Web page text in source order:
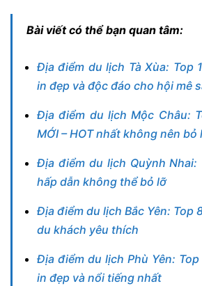
Bài viết có thể bạn quan tâm:
Địa điểm du lịch Tà Xùa: Top
in đẹp và độc đáo cho hội mê
Địa điểm du lịch Mộc Châu:
MỚI – HOT nhất không nên bỏ
Địa điểm du lịch Quỳnh Nhai:
hấp dẫn không thể bỏ lỡ
Địa điểm du lịch Bắc Yên: Top
du khách yêu thích
Địa điểm du lịch Phù Yên:
in đẹp và nổi tiếng nhất